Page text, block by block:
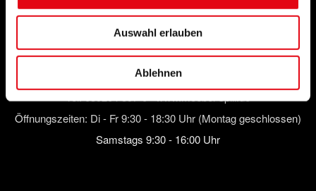
Auswahl erlauben
Ablehnen
AUSSTELLUNG BEI MÖBEL SPILL
Gewerbestraße 11 · 39167 Hohe Börde (OT Irxleben)
Öffnungszeiten: Di - Fr 9:30 - 18:30 Uhr (Montag geschlossen)
Samstags 9:30 - 16:00 Uhr